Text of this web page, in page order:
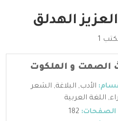
الهدلق
1
الصمت و الملكوت
الأدب, البلاغة, الشعر
, اللغة العربية